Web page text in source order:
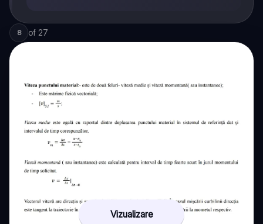
8 of 27
Vizualizare